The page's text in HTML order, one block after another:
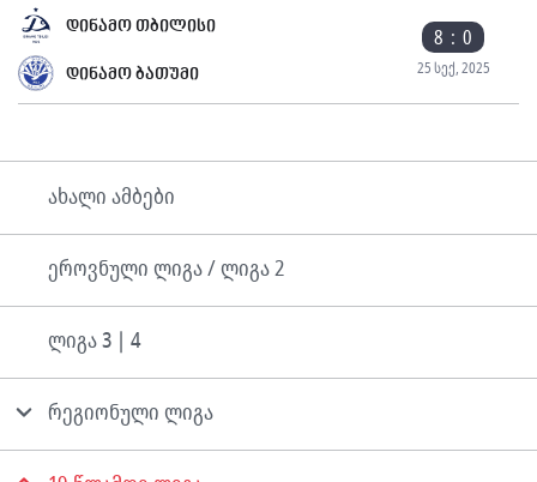
დინამო თბილისი 8 : 0
25 სექ, 2025
დინამო ბათუმი
ახალი ამბები
ეროვნული ლიგა / ლიგა 2
ლიგა 3 | 4
რეგიონული ლიგა